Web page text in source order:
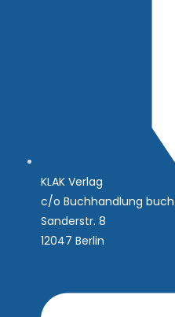
KLAK Verlag
c/o Buchhandlung
Sanderstr. 8
12047 Berlin